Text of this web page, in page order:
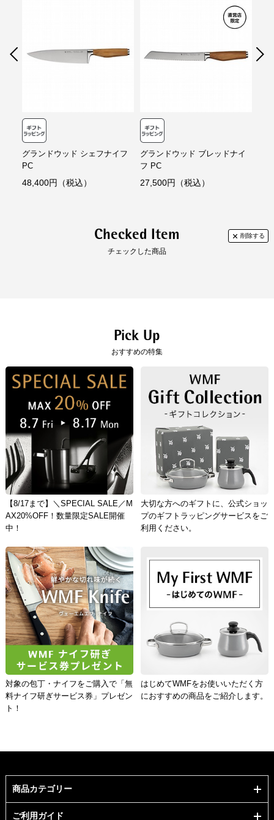
ファミリーマー
デイリーヤマザキ、セイ
330円（一律）
WMFナイフの丈夫さと長期間保たれる切れ味の秘密は、ドイツの職人によ
る「伝統的な鍛造」と「最新の精密技術」の融合です。WMFが誇るクラフ
個装サイズ（約）
長さ（mm）:370
性能
定格、製品仕様）
食器洗浄機使用:不可
グランドウッド シェフナイフ
PC
48,400円（税込）
グランドウッド ブレッドナイ
フ PC
27,500円（税込）
Checked Item
チェックした商品
Pick Up
おすすめの特集
【8/17まで】＼SPECIAL SALE／M
AX20%OFF！数量限定SALE開催
中！
大切な方へのギフトに、公式ショッ
プのギフトラッピングサービスをご
利用ください。
対象の包丁・ナイフをご購入で「無
料ナイフ研ぎサービス券」プレゼン
ト！
はじめてWMFをお使いいただく方
におすすめの商品をご紹介します。
商品カテゴリー
ご利用ガイド